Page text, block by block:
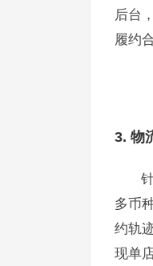
后台
履约
3. 物
多币
约轨
现单